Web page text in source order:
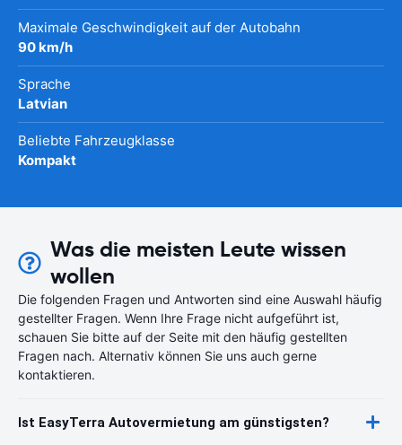
Maximale Geschwindigkeit auf der Autobahn
90 km/h
Sprache
Latvian
Beliebte Fahrzeugklasse
Kompakt
Was die meisten Leute wissen
wollen
Die folgenden Fragen und Antworten sind eine Auswahl häufig
gestellter Fragen. Wenn Ihre Frage nicht aufgeführt ist,
schauen Sie bitte auf der Seite mit den häufig gestellten
Fragen nach. Alternativ können Sie uns auch gerne
kontaktieren.
Ist EasyTerra Autovermietung am günstigsten?